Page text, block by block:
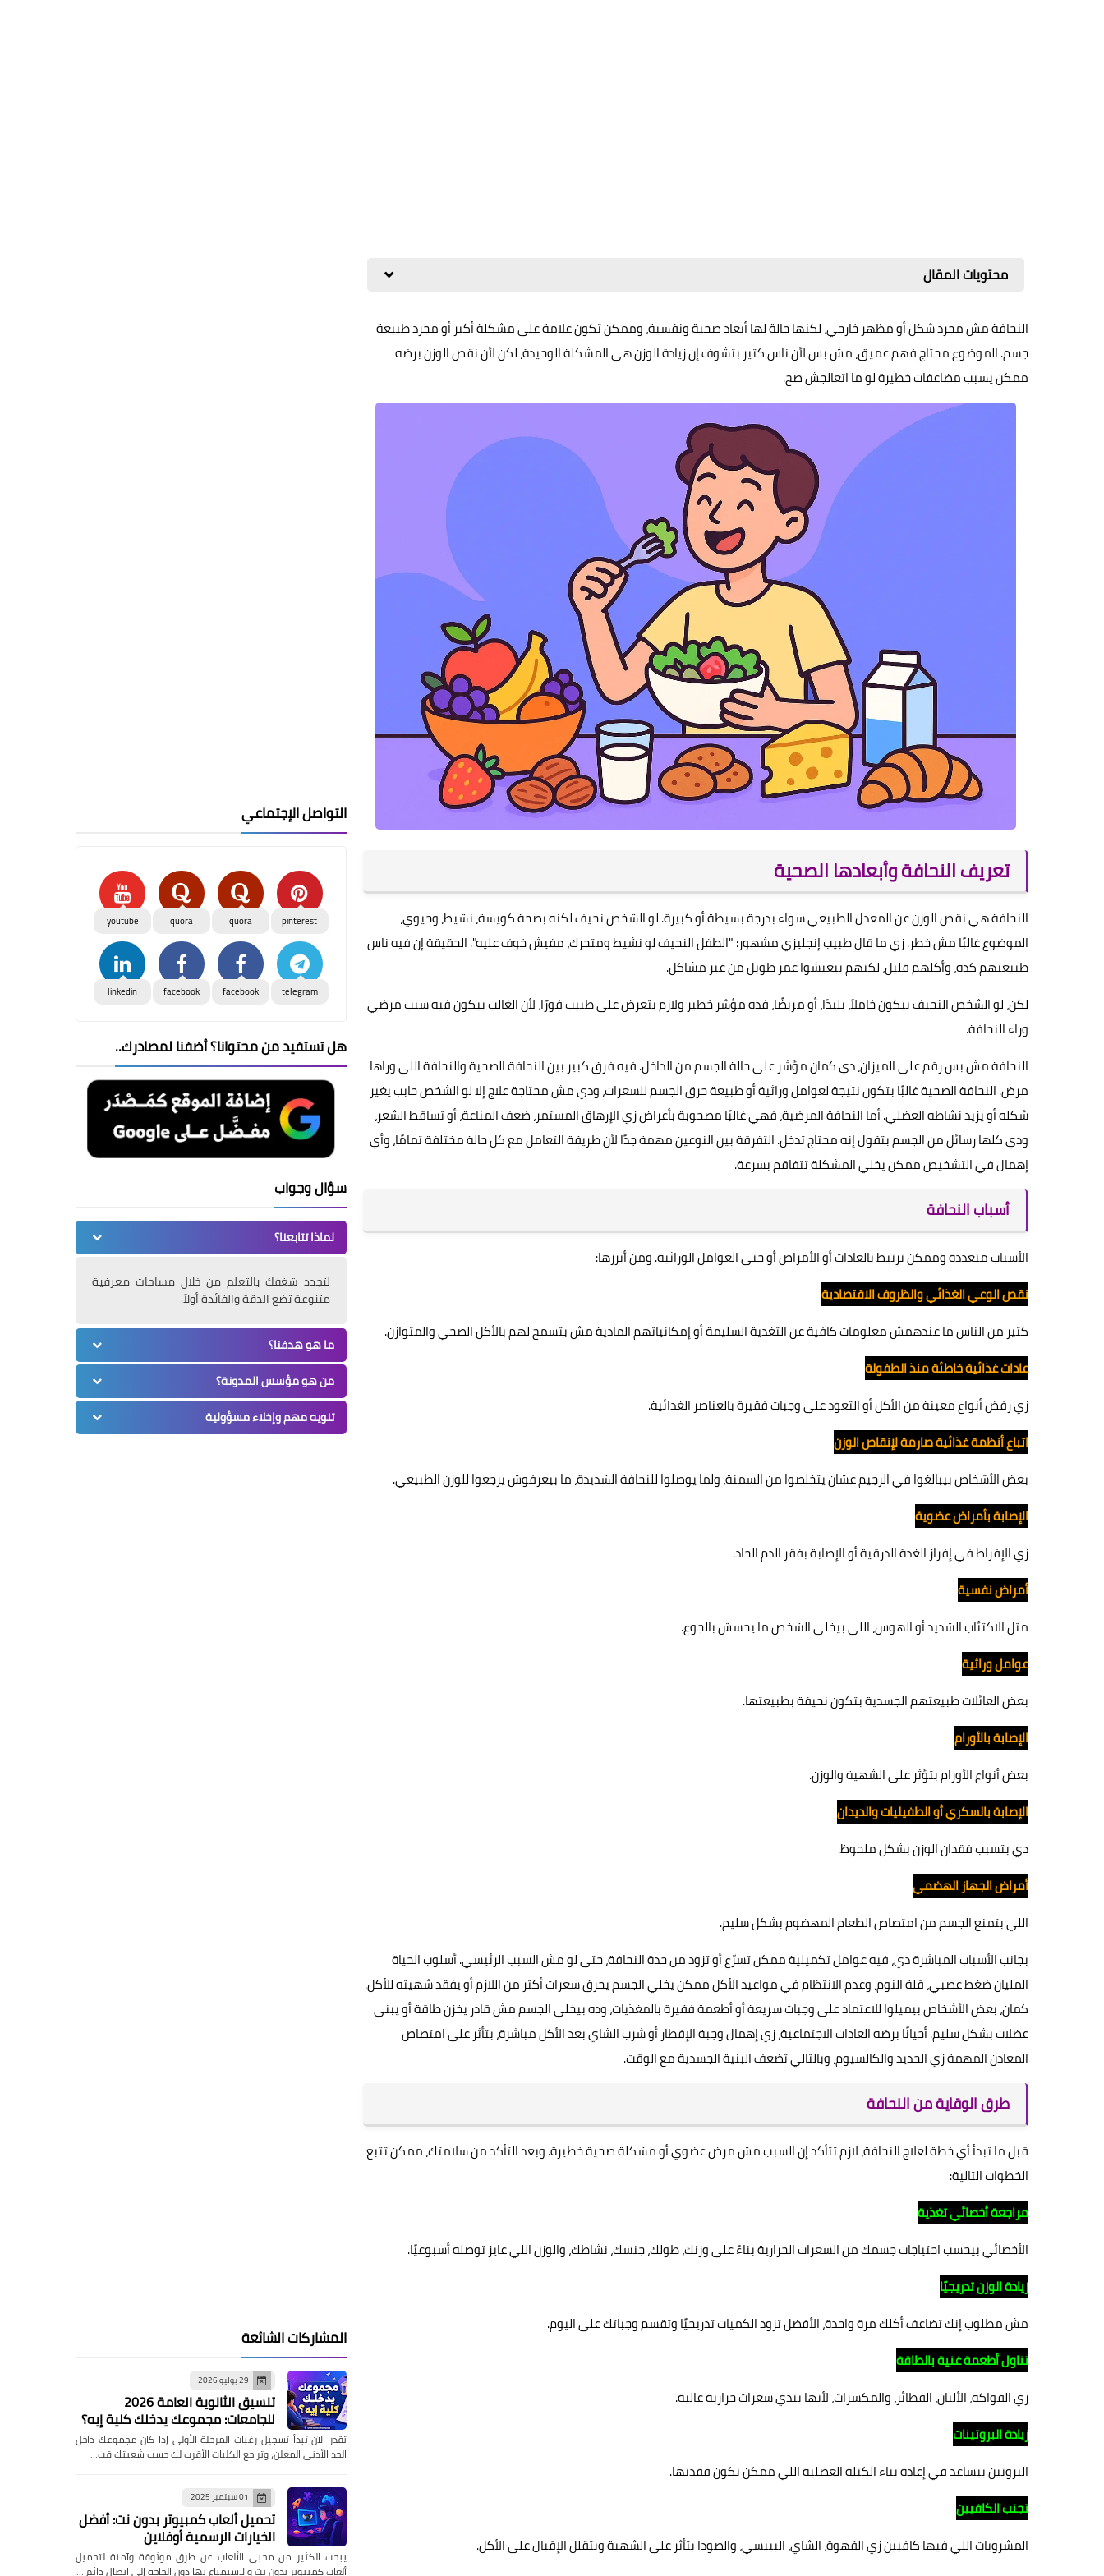
محتويات المقال
النحافة مش مجرد شكل أو مظهر خارجي، لكنها حالة لها أبعاد صحية ونفسية، وممكن تكون علامة على مشكلة أكبر أو مجرد طبيعة
جسم. الموضوع محتاج فهم عميق، مش بس لأن ناس كتير بتشوف إن زيادة الوزن هي المشكلة الوحيدة، لكن لأن نقص الوزن برضه
ممكن يسبب مضاعفات خطيرة لو ما اتعالجش صح.
تعريف النحافة وأبعادها الصحية
النحافة هي نقص الوزن عن المعدل الطبيعي سواء بدرجة بسيطة أو كبيرة. لو الشخص نحيف لكنه بصحة كويسة، نشيط، وحيوي،
الموضوع غالبًا مش خطر. زي ما قال طبيب إنجليزي مشهور: "الطفل النحيف لو نشيط ومتحرك، مفيش خوف عليه". الحقيقة إن فيه ناس
طبيعتهم كده، وأكلهم قليل، لكنهم بيعيشوا عمر طويل من غير مشاكل.
لكن، لو الشخص النحيف بيكون خاملاً، بليدًا، أو مريضًا، فده مؤشر خطير ولازم يتعرض على طبيب فورًا، لأن الغالب بيكون فيه سبب مرضي
وراء النحافة.
النحافة مش بس رقم على الميزان، دي كمان مؤشر على حالة الجسم من الداخل. فيه فرق كبير بين النحافة الصحية والنحافة اللي وراها
مرض. النحافة الصحية غالبًا بتكون نتيجة لعوامل وراثية أو طبيعة حرق الجسم للسعرات، ودي مش محتاجة علاج إلا لو الشخص حابب يغير
شكله أو يزيد نشاطه العضلي. أما النحافة المرضية، فهي غالبًا مصحوبة بأعراض زي الإرهاق المستمر، ضعف المناعة، أو تساقط الشعر،
ودي كلها رسائل من الجسم بتقول إنه محتاج تدخل. التفرقة بين النوعين مهمة جدًا لأن طريقة التعامل مع كل حالة مختلفة تمامًا، وأي
إهمال في التشخيص ممكن يخلي المشكلة تتفاقم بسرعة.
أسباب النحافة
الأسباب متعددة وممكن ترتبط بالعادات أو الأمراض أو حتى العوامل الوراثية. ومن أبرزها:
نقص الوعي الغذائي والظروف الاقتصادية
كتير من الناس ما عندهمش معلومات كافية عن التغذية السليمة أو إمكانياتهم المادية مش بتسمح لهم بالأكل الصحي والمتوازن.
عادات غذائية خاطئة منذ الطفولة
زي رفض أنواع معينة من الأكل أو التعود على وجبات فقيرة بالعناصر الغذائية.
اتباع أنظمة غذائية صارمة لإنقاص الوزن
بعض الأشخاص بيبالغوا في الرجيم عشان يتخلصوا من السمنة، ولما يوصلوا للنحافة الشديدة، ما بيعرفوش يرجعوا للوزن الطبيعي.
الإصابة بأمراض عضوية
زي الإفراط في إفراز الغدة الدرقية أو الإصابة بفقر الدم الحاد.
أمراض نفسية
مثل الاكتئاب الشديد أو الهوس، اللي بيخلي الشخص ما يحسش بالجوع.
عوامل وراثية
بعض العائلات طبيعتهم الجسدية بتكون نحيفة بطبيعتها.
الإصابة بالأورام
بعض أنواع الأورام بتؤثر على الشهية والوزن.
الإصابة بالسكري أو الطفيليات والديدان
دي بتسبب فقدان الوزن بشكل ملحوظ.
أمراض الجهاز الهضمي
اللي بتمنع الجسم من امتصاص الطعام المهضوم بشكل سليم.
بجانب الأسباب المباشرة دي، فيه عوامل تكميلية ممكن تسرّع أو تزود من حدة النحافة، حتى لو مش السبب الرئيسي. أسلوب الحياة
المليان ضغط عصبي، قلة النوم، وعدم الانتظام في مواعيد الأكل ممكن يخلي الجسم يحرق سعرات أكتر من اللازم أو يفقد شهيته للأكل.
كمان، بعض الأشخاص بيميلوا للاعتماد على وجبات سريعة أو أطعمة فقيرة بالمغذيات، وده بيخلي الجسم مش قادر يخزن طاقة أو يبني
عضلات بشكل سليم. أحيانًا برضه العادات الاجتماعية، زي إهمال وجبة الإفطار أو شرب الشاي بعد الأكل مباشرة، بتأثر على امتصاص
المعادن المهمة زي الحديد والكالسيوم، وبالتالي تضعف البنية الجسدية مع الوقت.
طرق الوقاية من النحافة
قبل ما تبدأ أي خطة لعلاج النحافة، لازم تتأكد إن السبب مش مرض عضوي أو مشكلة صحية خطيرة. وبعد التأكد من سلامتك، ممكن تتبع
الخطوات التالية:
مراجعة أخصائي تغذية
الأخصائي بيحسب احتياجات جسمك من السعرات الحرارية بناءً على وزنك، طولك، جنسك، نشاطك، والوزن اللي عايز توصله أسبوعيًا.
زيادة الوزن تدريجيًا
مش مطلوب إنك تضاعف أكلك مرة واحدة، الأفضل تزود الكميات تدريجيًا وتقسم وجباتك على اليوم.
تناول أطعمة غنية بالطاقة
زي الفواكه، الألبان، الفطائر، والمكسرات، لأنها بتدي سعرات حرارية عالية.
زيادة البروتينات
البروتين بيساعد في إعادة بناء الكتلة العضلية اللي ممكن تكون فقدتها.
تجنب الكافيين
المشروبات اللي فيها كافيين زي القهوة، الشاي، البيبسي، والصودا بتأثر على الشهية وبتقلل الإقبال على الأكل.
التواصل الإجتماعي
pinterest
quora
quora
youtube
telegram
facebook
facebook
linkedin
هل تستفيد من محتوانا؟ أضفنا لمصادرك..
سؤال وجواب
لماذا تتابعنا؟
لتجدد شغفك بالتعلم من خلال مساحات معرفية
متنوعة تضع الدقة والفائدة أولاً.
ما هو هدفنا؟
من هو مؤسس المدونة؟
تنويه مهم وإخلاء مسؤولية
المشاركات الشائعة
29 يوليو 2026
تنسيق الثانوية العامة 2026
للجامعات: مجموعك يدخلك كلية إيه؟
تقدر الآن تبدأ تسجيل رغبات المرحلة الأولى إذا كان مجموعك داخل
الحد الأدنى المعلن، وتراجع الكليات الأقرب لك حسب شعبتك قب…
01 سبتمبر 2025
تحميل ألعاب كمبيوتر بدون نت: أفضل
الخيارات الرسمية أوفلاين
يبحث الكثير من محبي الألعاب عن طرق موثوقة وآمنة لتحميل
ألعاب كمبيوتر بدون نت والاستمتاع بها دون الحاجة إلى اتصال دائم …